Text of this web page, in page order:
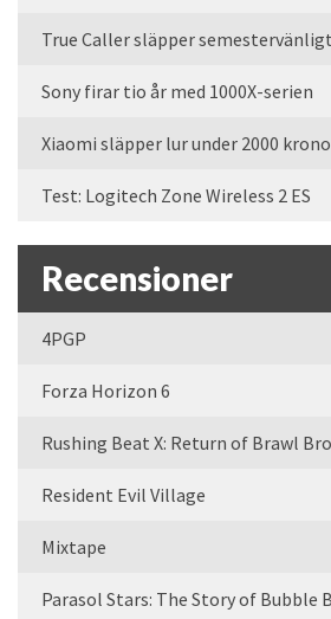
True Caller släpper
Sony firar tio år med 1000X-serien
Xiaomi släpper lur under 2000
Test: Logitech Zone Wireless 2 ES
Recensioner
4PGP
Forza Horizon 6
Rushing Beat X: Return of Brawl
Resident Evil Village
Mixtape
Parasol Stars: The Story of Bubble